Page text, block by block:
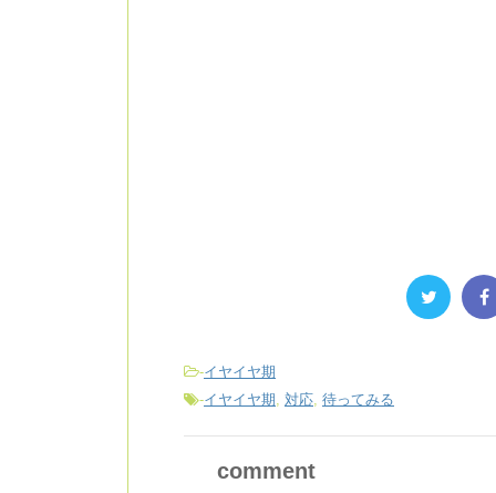
-イヤイヤ期
-イヤイヤ期, 対応, 待ってみる
comment